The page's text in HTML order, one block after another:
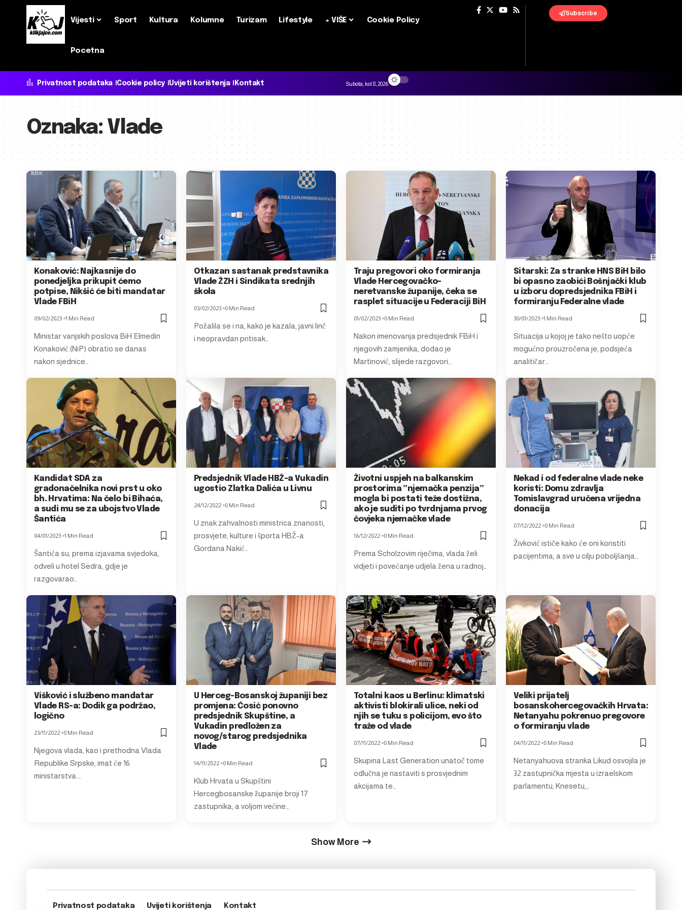
Vijesti Sport Kultura Kolumne Turizam Lifestyle + VIŠE Cookie Policy
Pocetna
Subscribe
Privatnost podataka Cookie policy Uvijeti korištenja Kontakt Subota, kol 8, 2026
Oznaka: Vlade
Konaković: Najkasnije do
ponedjeljka prikupit ćemo
potpise, Nikšić će biti mandatar
Vlade FBiH
09/02/2023 1 Min Read
Ministar vanjskih poslova BiH Elmedin
Konaković (NiP) obratio se danas
nakon sjednice…
Otkazan sastanak predstavnika
Vlade ŽZH i Sindikata srednjih
škola
03/02/2023 0 Min Read
Požalila se i na, kako je kazala, javni linč
i neopravdan pritisak…
Traju pregovori oko formiranja
Vlade Hercegovačko-
neretvanske županije, čeka se
rasplet situacije u Federaciji BiH
01/02/2023 0 Min Read
Nakon imenovanja predsjednik FBiH i
njegovih zamjenika, dodao je
Martinović, slijede razgovori…
Sitarski: Za stranke HNS BiH bilo
bi opasno zaobići Bošnjački klub
u izboru dopredsjednika FBiH i
formiranju Federalne vlade
30/01/2023 1 Min Read
Situacija u kojoj je tako nešto uopće
mogućno prouzročena je, podsjeća
analitičar…
Kandidat SDA za
gradonačelnika novi prst u oko
bh. Hrvatima: Na čelo bi Bihaća,
a sudi mu se za ubojstvo Vlade
Šantića
04/01/2023 1 Min Read
Šantića su, prema izjavama svjedoka,
odveli u hotel Sedra, gdje je
razgovarao…
Predsjednik Vlade HBŽ-a Vukadin
ugostio Zlatka Dalića u Livnu
24/12/2022 0 Min Read
U znak zahvalnosti ministrica znanosti,
prosvjete, kulture i športa HBŽ-a
Gordana Nakić…
Životni uspjeh na balkanskim
prostorima ”njemačka penzija”
mogla bi postati teže dostižna,
ako je suditi po tvrdnjama prvog
čovjeka njemačke vlade
16/12/2022 0 Min Read
Prema Scholzovim riječima, vlada želi
vidjeti i povećanje udjela žena u radnoj…
Nekad i od federalne vlade neke
koristi: Domu zdravlja
Tomislavgrad uručena vrijedna
donacija
07/12/2022 0 Min Read
Živković ističe kako će oni koristiti
pacijentima, a sve u cilju poboljšanja…
Višković i službeno mandatar
Vlade RS-a: Dodik ga podržao,
logično
23/11/2022 0 Min Read
Njegova vlada, kao i prethodna Vlada
Republike Srpske, imat će 16
ministarstva.…
U Herceg-Bosanskoj županiji bez
promjena: Ćosić ponovno
predsjednik Skupštine, a
Vukadin predložen za
novog/starog predsjednika
Vlade
14/11/2022 0 Min Read
Klub Hrvata u Skupštini
Hercegbosanske županije broji 17
zastupnika, a voljom većine…
Totalni kaos u Berlinu: klimatski
aktivisti blokirali ulice, neki od
njih se tuku s policijom, evo što
traže od vlade
07/11/2022 0 Min Read
Skupina Last Generation unatoč tome
odlučna je nastaviti s prosvjednim
akcijama te…
Veliki prijatelj
bosanskohercegovačkih Hrvata:
Netanyahu pokrenuo pregovore
o formiranju vlade
04/11/2022 0 Min Read
Netanyahuova stranka Likud osvojila je
32 zastupnička mjesta u izraelskom
parlamentu, Knesetu,…
Show More
Privatnost podataka Uvijeti korištenja Kontakt